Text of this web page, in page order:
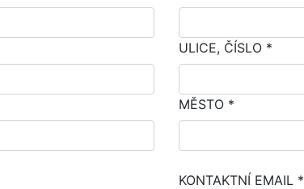
ULICE, ČÍSLO *
MĚSTO *
KONTAKTNÍ EMAIL *